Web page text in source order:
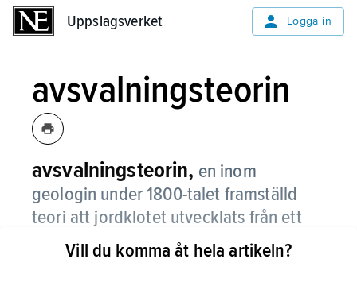
Uppslagsverket Logga in
avsvalningsteorin
avsvalningsteorin, en inom
geologin under 1800-talet framställd
teori att jordklotet utvecklats från ett
glödande till ett svalare tillstånd.
Vill du komma åt hela artikeln?